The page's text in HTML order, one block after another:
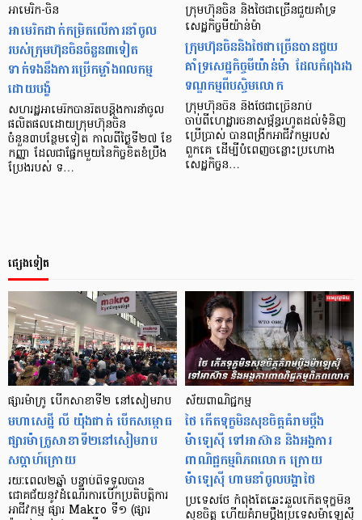
អាមេរិក-ចិន
អាមេរិកដាក់កម្រិតលើការនាំចូល
របស់ក្រុមហ៊ុនចិនចំនួន៣ទៀត
ទាក់ទងនឹងការប្រើកម្លាំងពលកម្ម
ដោយបង្ខំ
សហរដ្ឋអាមេរិកបានរឹតបន្តឹងការនាំចូល
ផលិតផលដោយក្រុមហ៊ុនចិន
ចំនួន៣បន្ថែមទៀត កាលពីថ្ងៃទី២៧ ខែ
កញ្ញា ដែលជាផ្នែកមួយនៃកិច្ចខិតខំប្រឹង
ប្រែងរបស់ ទ…
ក្រុមហ៊ុនចិន និងថៃជាច្រើនជួយគាំទ្រ
សេដ្ឋកិច្ចមីយ៉ាន់ម៉ា
ក្រុមហ៊ុនចិននិងថៃជាច្រើនបានជួយ
គាំទ្រសេដ្ឋកិច្ចមីយ៉ាន់ម៉ា ដែលកំពុងរង
ទណ្ឌកម្មពីបស្ចិមលោក
ក្រុមហ៊ុនចិន និងថៃជាច្រើនរាប់
ចាប់ពីហេដ្ឋារចនាសម្ព័ន្ធរហូតដល់ទំនិញ
ប្រើប្រាស់ បានពង្រីកអាជីវកម្មរបស់
ពួកគេ ដើម្បីបំពេញចន្លោះប្រហោង
សេដ្ឋកិច្ចន…
ផ្សេងទៀត
ផ្សារម៉ាក្រូ បើក​សាខា​ទី២ នៅ​សៀមរាប
មហា​សេដ្ឋី លី យ៉ុងផាត់ បើក​សម្ពោធ​​
ផ្សារ​ម៉ាក្រូ​សាខា​ទី២​នៅ​សៀមរាប​
សប្តាហ៍​ក្រោយ
រយៈពេល​២​ឆ្នាំ បន្ទាប់​ពី​ទទួល​បាន​
ជោគជ័យ​​នូវ​ដំណើរការ​បើក​ប្រតិបត្តិការ​
អាជីវកម្ម ផ្សារ Makro ទី១ (ផ្សារ
ស័យពាណិជ្ជកម្ម
ថៃ កើតទុក្ខមិនសុខចិត្តគំរាមប្ដឹង
ម៉ាឡេស៊ី ទៅអាស៊ាន និងអង្គការ
ពាណិជ្ជកម្ម​ពិភពលោក ក្រោយ
ម៉ាឡេស៊ី ហាមនាំចូលបង្គាថៃ
ប្រទេសថៃ ​​កំពុង​តែឆេះ​ឆួលកើតទុក្ខមិន
សុខចិត្ត ហើយ​គំរាមប្ដឹងប្រទេសម៉ាឡេស៊ី